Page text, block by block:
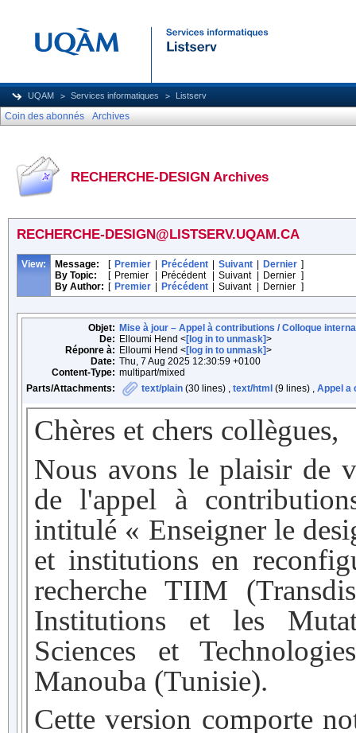
UQAM Services informatiques Listserv
Coin des abonnés Archives
RECHERCHE-DESIGN Archives
RECHERCHE-DESIGN@LISTSERV.UQAM.CA
View: Message: [ Premier Précédent Suivant Dernier ]
By Topic:
[ Premier Précédent Suivant Dernier ]
By Author: [ Premier Précédent Suivant Dernier ]
Objet: Mise à jour – Appel à contributions / Colloque
De: Elloumi Hend <[log in to unmask]>
Réponre à: Elloumi Hend <[log in to unmask]>
Date: Thu, 7 Aug 2025 12:30:59 +0100
Content-Type: multipart/mixed
Parts/Attachments:
text/plain (30 lines) , text/html (9 lines) , Appel a